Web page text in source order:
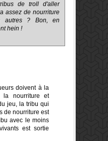
de troll d'aller
assez de nourriture
autres ? Bon, en
hein !
doivent à la
la nourriture et
jeu, la tribu qui
de nourriture est
avec le moins
est sortie